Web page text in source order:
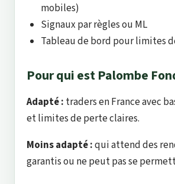
mobiles)
Signaux par règles ou ML
Tableau de bord pour limites
Pour qui est Palombe
Adapté : traders en France avec
et limites de perte claires.
Moins adapté :qui attend des
garantis ou ne peut pas se